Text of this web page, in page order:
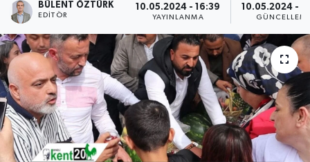
BÜLENT ÖZTÜRK
EDITÖR
10.05.2024 - 16:39
YAYINLANMA
10.05.2024 -